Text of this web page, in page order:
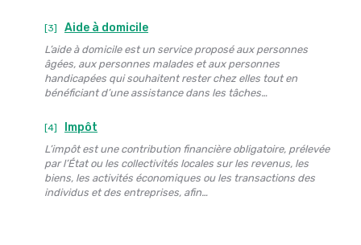
[3] Aide à domicile
L’aide à domicile est un service proposé aux personnes
âgées, aux personnes malades et aux personnes
handicapées qui souhaitent rester chez elles tout en
bénéficiant d’une assistance dans les tâches…
[4] Impôt
L’impôt est une contribution financière obligatoire, prélevée
par l’État ou les collectivités locales sur les revenus, les
biens, les activités économiques ou les transactions des
individus et des entreprises, afin…